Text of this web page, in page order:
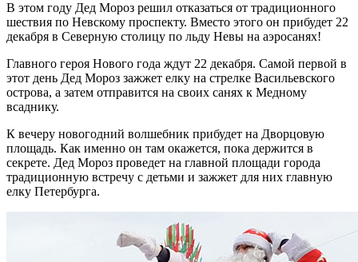
В этом году Дед Мороз решил отказаться от традиционного
шествия по Невскому проспекту. Вместо этого он прибудет 22
декабря в Северную столицу по льду Невы на аэросанях!
Главного героя Нового года ждут 22 декабря. Самой первой в
этот день Дед Мороз зажжет елку на стрелке Васильевского
острова, а затем отправится на своих санях к Медному
всаднику.
К вечеру новогодний волшебник прибудет на Дворцовую
площадь. Как именно он там окажется, пока держится в
секрете. Дед Мороз проведет на главной площади города
традиционную встречу с детьми и зажжет для них главную
елку Петербурга.